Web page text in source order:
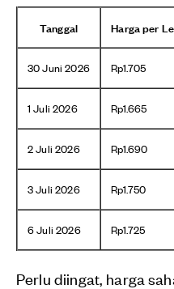
Tanggal Harga per
30 Juni 2026 Rp1.705
1 Juli 2026 Rp1.665
2 Juli 2026 Rp1.690
3 Juli 2026 Rp1.750
6 Juli 2026 Rp1.725
Perlu diingat, harga